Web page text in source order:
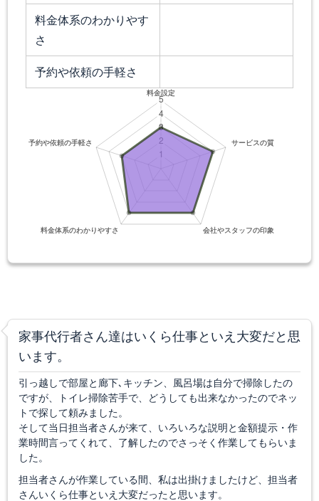
料金体系のわかりやす
さ
予約や依頼の手軽さ
家事代行者さん達はいくら仕事といえ大変だと思
います。
引っ越しで部屋と廊下､キッチン、風呂場は自分で掃除したの
ですが、トイレ掃除苦手で、どうしても出来なかったのでネッ
トで探して頼みました。
そして当日担当者さんが来て、いろいろな説明と金額提示・作
業時間言ってくれて、了解したのでさっそく作業してもらいま
した。
担当者さんが作業している間、私は出掛けましたけど、担当者
さんいくら仕事といえ大変だったと思います。